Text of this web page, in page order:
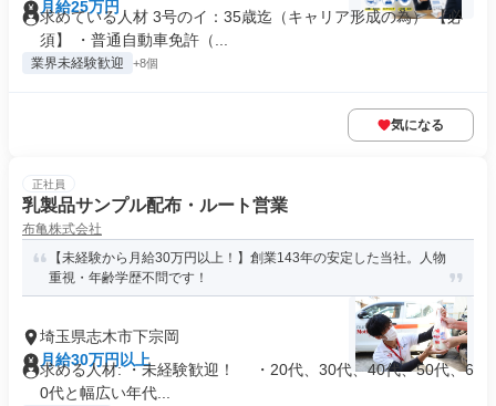
月給25万円
求めている人材 3号のイ：35歳迄（キャリア形成の為） 【必
須】 ・普通自動車免許（...
業界未経験歓迎 +8個
気になる
正社員
乳製品サンプル配布・ルート営業
布亀株式会社
【未経験から月給30万円以上！】創業143年の安定した当社。人物
重視・年齢学歴不問です！
埼玉県志木市下宗岡
月給30万円以上
求める人材: ・未経験歓迎！ ・20代、30代、40代、50代、6
0代と幅広い年代...